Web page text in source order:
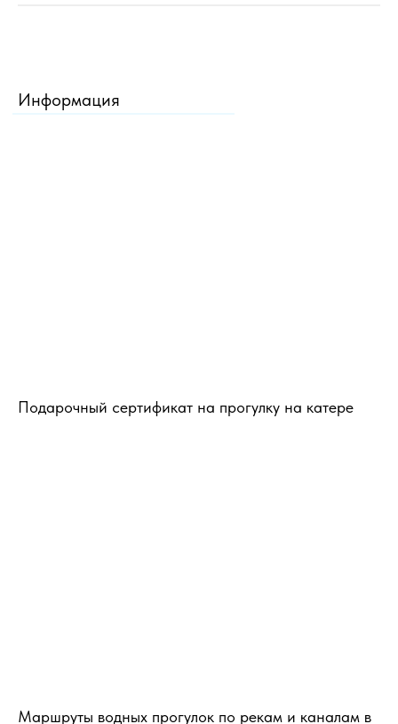
Информация
Подарочный сертификат на прогулку на катере
Маршруты водных прогулок по рекам и каналам в